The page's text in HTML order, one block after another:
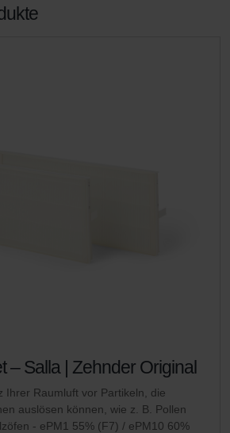
– Salla | Zehnder Original
Ihrer Raumluft vor Partikeln, die
auslösen können, wie z. B. Pollen
- ePM1 55% (F7) / ePM10 60%